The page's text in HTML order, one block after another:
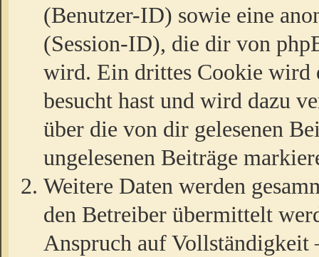
(Benutzer-ID) sowie eine
(Session-ID), die dir von
wird. Ein drittes Cookie wird
besucht hast und wird dazu
über die von dir gelesenen
ungelesenen Beiträge
Weitere Daten werden
den Betreiber übermittelt
Anspruch auf